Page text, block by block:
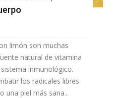
limón son muchas
natural de vitamina
inmunológico.
los radicales libres
una piel más sana...